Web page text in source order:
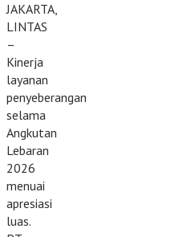
JAKARTA,
LINTAS
–
Kinerja
layanan
penyeberangan
selama
Angkutan
Lebaran
2026
menuai
apresiasi
luas.